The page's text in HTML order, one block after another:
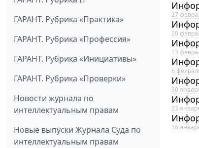
ГАРАНТ. Рубрика «Практика»
ГАРАНТ. Рубрика «Профессия»
ГАРАНТ. Рубрика «Инициативы»
ГАРАНТ. Рубрика «Проверки»
Новости журнала по
интеллектуальным правам
Новые выпуски Журнала Суда по
интеллектуальным правам
27
20
13
6
30
23
16